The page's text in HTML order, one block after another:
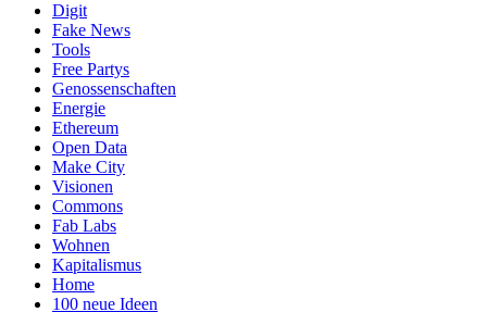
Digit
Fake News
Tools
Free Partys
Genossenschaften
Energie
Ethereum
Open Data
Make City
Visionen
Commons
Fab Labs
Wohnen
Kapitalismus
Home
100 neue Ideen